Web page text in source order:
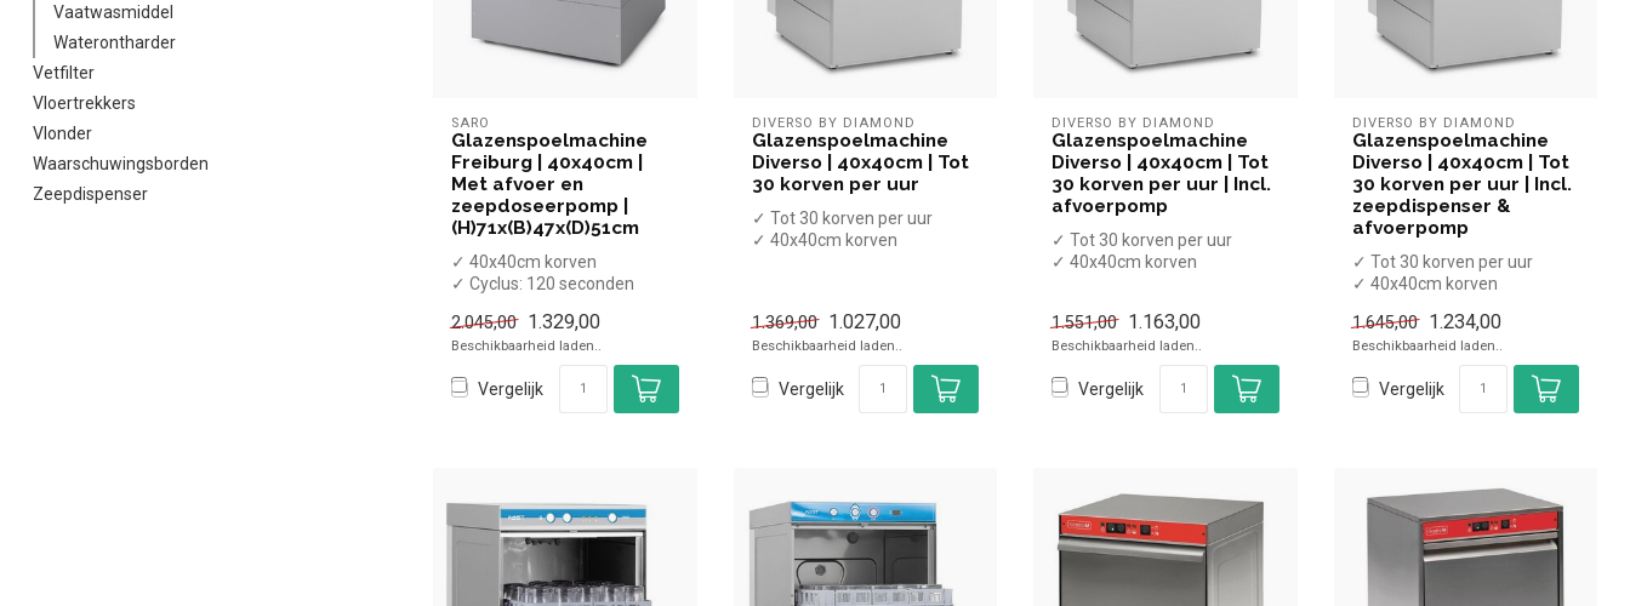
Vaatwasmiddel
Waterontharder
Vetfilter
Vloertrekkers
Vlonder
Waarschuwingsborden
Zeepdispenser
SARO
Glazenspoelmachine
Freiburg | 40x40cm |
Met afvoer en
zeepdoseerpomp |
(H)71x(B)47x(D)51cm
✓ 40x40cm korven
✓ Cyclus: 120 seconden
naglans- en ze...
2.045,00 1.329,00
Beschikbaarheid laden..
Vergelijk
DIVERSO BY DIAMOND
Glazenspoelmachine
Diverso | 40x40cm | Tot
30 korven per uur
✓ Tot 30 korven per uur
✓ 40x40cm korven
1.369,00 1.027,00
Beschikbaarheid laden..
Vergelijk
DIVERSO BY DIAMOND
Glazenspoelmachine
Diverso | 40x40cm | Tot
30 korven per uur | Incl.
afvoerpomp
✓ Tot 30 korven per uur
✓ 40x40cm korven
1.551,00 1.163,00
Beschikbaarheid laden..
Vergelijk
DIVERSO BY DIAMOND
Glazenspoelmachine
Diverso | 40x40cm | Tot
30 korven per uur | Incl.
zeepdispenser &
afvoerpomp
✓ Tot 30 korven per uur
✓ 40x40cm korven
✓ 1 Waspro...
1.645,00 1.234,00
Beschikbaarheid laden..
Vergelijk